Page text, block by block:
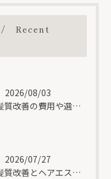
Recent
2026/08/03
髪質改善の費用や選び方を位と神奈川県大和市大和南エリアで徹底解説
2026/07/27
髪質改善とヘアエステの効果と違いを分かりやすく徹底解説